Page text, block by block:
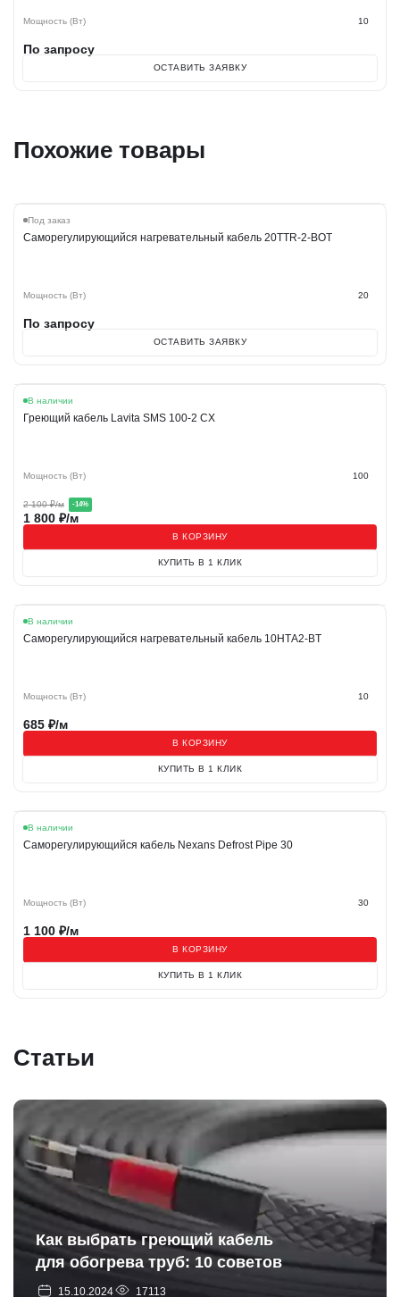
Мощность (Вт) 10
По запросу
ОСТАВИТЬ ЗАЯВКУ
Похожие товары
Под заказ
Саморегулирующийся нагревательный кабель 20TTR-2-BOТ
Мощность (Вт) 20
По запросу
ОСТАВИТЬ ЗАЯВКУ
Акция
В наличии
Греющий кабель Lavita SMS 100-2 CX
Мощность (Вт) 100
2 100₽/м -14%
1 800 ₽/м
В КОРЗИНУ
КУПИТЬ В 1 КЛИК
В наличии
Саморегулирующийся нагревательный кабель 10НТА2-BT
Мощность (Вт) 10
685 ₽/м
В КОРЗИНУ
КУПИТЬ В 1 КЛИК
В наличии
Саморегулирующийся кабель Nexans Defrost Pipe 30
Мощность (Вт) 30
1 100 ₽/м
В КОРЗИНУ
КУПИТЬ В 1 КЛИК
Статьи
Как выбрать греющий кабель
для обогрева труб: 10 советов
15.10.2024 17113